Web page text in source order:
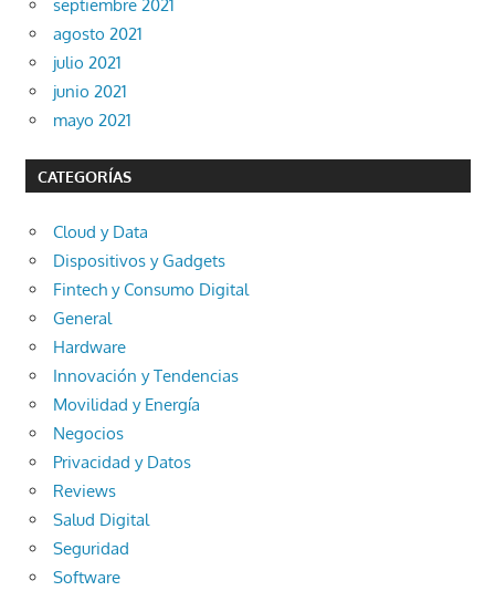
septiembre 2021
agosto 2021
julio 2021
junio 2021
mayo 2021
CATEGORÍAS
Cloud y Data
Dispositivos y Gadgets
Fintech y Consumo Digital
General
Hardware
Innovación y Tendencias
Movilidad y Energía
Negocios
Privacidad y Datos
Reviews
Salud Digital
Seguridad
Software